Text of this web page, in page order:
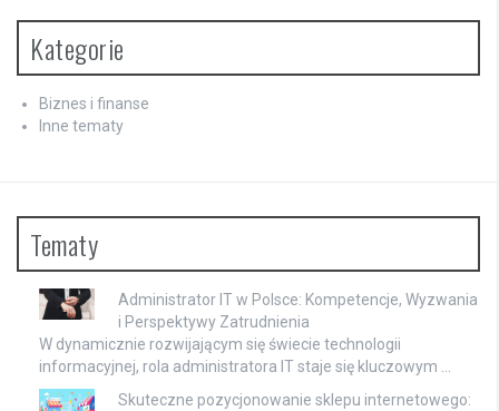
Kategorie
Biznes i finanse
Inne tematy
Tematy
Administrator IT w Polsce: Kompetencje, Wyzwania
i Perspektywy Zatrudnienia
W dynamicznie rozwijającym się świecie technologii
informacyjnej, rola administratora IT staje się kluczowym …
Skuteczne pozycjonowanie sklepu internetowego: